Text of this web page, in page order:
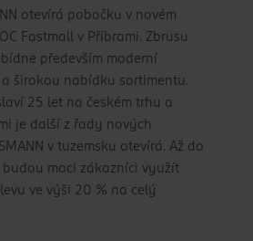
otevírá pobočku v novém
Fastmall v Příbrami. Zbrusu
především moderní
širokou nabídku sortimentu.
25 let na českém trhu a
je další z řady nových
v tuzemsku otevírá. Až do
budou moci zákazníci využít
ve výši 20 % na celý